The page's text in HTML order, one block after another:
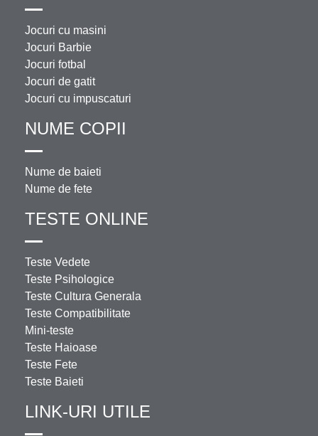
Jocuri cu masini
Jocuri Barbie
Jocuri fotbal
Jocuri de gatit
Jocuri cu impuscaturi
NUME COPII
Nume de baieti
Nume de fete
TESTE ONLINE
Teste Vedete
Teste Psihologice
Teste Cultura Generala
Teste Compatibilitate
Mini-teste
Teste Haioase
Teste Fete
Teste Baieti
LINK-URI UTILE